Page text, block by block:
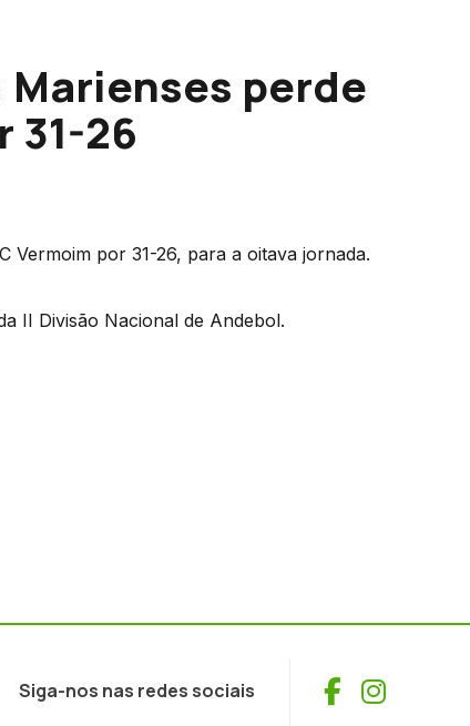
perde
31-26
Vermoim por 31-26, para a oitava jornada.
II Divisão Nacional de Andebol.
Siga-nos nas redes sociais Facebook